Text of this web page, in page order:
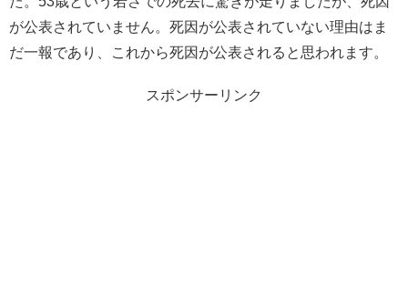
が公表されていません。死因が公表されていない理由はま
だ一報であり、これから死因が公表されると思われます。
スポンサーリンク